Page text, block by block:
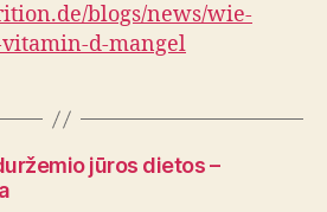
blogs/news/wie-
d-mangel
jūros dietos –